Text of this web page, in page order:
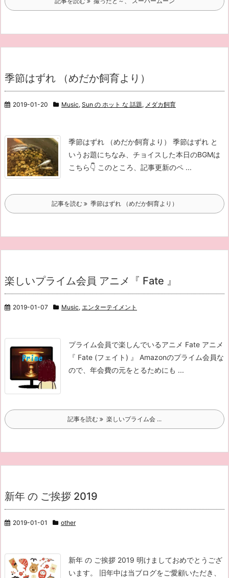
季節はずれ （めだか飼育より）
2019-01-20 Music, Sun の ホット な 話題, メダカ飼育
季節はずれ （めだか飼育より） 季節はずれ と
いうお題にちなみ、チョイスした本日のBGMは
こちら👇 このところ、記事更新のペ ...
記事を読む 季節はずれ （めだか飼育より）
楽しいプライム会員 アニメ『 Fate 』
2019-01-07 Music, エンターテイメント
プライム会員で楽しんでいるアニメ Fate アニメ
『 Fate (フェイト) 』 Amazonのプライム会員な
ので、年会費の元をとるためにも ...
記事を読む 楽しいプライム会 ...
新年 の ご挨拶 2019
2019-01-01 other
新年 の ご挨拶 2019 明けましておめでとうござ
います。 旧年中は当ブログをご愛顧いただき、